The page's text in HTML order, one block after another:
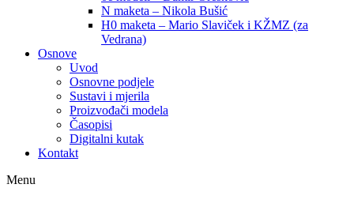
N maketa – Nikola Bušić
H0 maketa – Mario Slaviček i KŽMZ (za
Vedrana)
Osnove
Uvod
Osnovne podjele
Sustavi i mjerila
Proizvođači modela
Časopisi
Digitalni kutak
Kontakt
Menu